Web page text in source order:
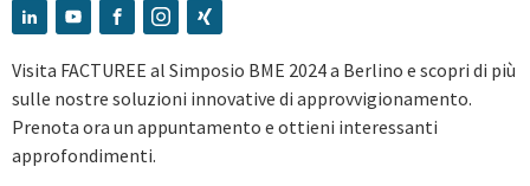
Visita FACTUREE al Simposio BME 2024 a Berlino e scopri di più
sulle nostre soluzioni innovative di approvvigionamento.
Prenota ora un appuntamento e ottieni interessanti
approfondimenti.